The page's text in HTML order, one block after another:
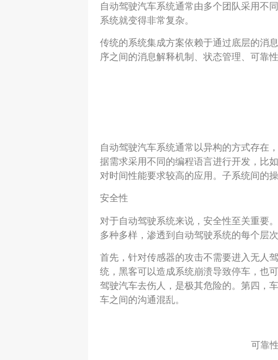
自动驾驶汽车系统通常由多个团队采用不
系统就变得非常复杂。
传统的系统集成方案依赖于通过底层的消
序之间的消息解释机制、状态管理、可靠
自动驾驶汽车系统通常以异构的方式存在
据需求采用不同的编程语言进行开发，比
对时间性能要求较高的应用。子系统间的
安全性
对于自动驾驶系统来说，安全性至关重要
多种多样，渗透到自动驾驶系统的每个层
首先，针对传感器的攻击不需要进入无人
统，黑客可以造成系统崩溃导致停车，也
驾驶汽车去伤人，是极其危险的。第四，
车之间的沟通混乱。
可靠